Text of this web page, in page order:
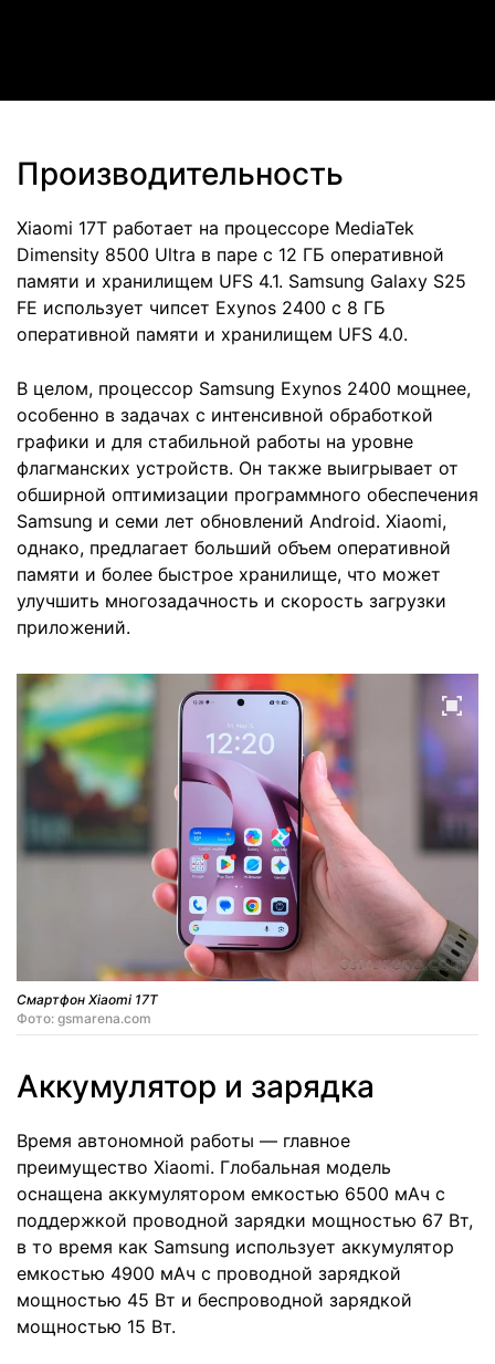
Производительность
Xiaomi 17T работает на процессоре MediaTek
Dimensity 8500 Ultra в паре с 12 ГБ оперативной
памяти и хранилищем UFS 4.1. Samsung Galaxy S25
FE использует чипсет Exynos 2400 с 8 ГБ
оперативной памяти и хранилищем UFS 4.0.
В целом, процессор Samsung Exynos 2400 мощнее,
особенно в задачах с интенсивной обработкой
графики и для стабильной работы на уровне
флагманских устройств. Он также выигрывает от
обширной оптимизации программного обеспечения
Samsung и семи лет обновлений Android. Xiaomi,
однако, предлагает больший объем оперативной
памяти и более быстрое хранилище, что может
улучшить многозадачность и скорость загрузки
приложений.
Смартфон Xiaomi 17T
Фото: gsmarena.com
Аккумулятор и зарядка
Время автономной работы — главное
преимущество Xiaomi. Глобальная модель
оснащена аккумулятором емкостью 6500 мАч с
поддержкой проводной зарядки мощностью 67 Вт,
в то время как Samsung использует аккумулятор
емкостью 4900 мАч с проводной зарядкой
мощностью 45 Вт и беспроводной зарядкой
мощностью 15 Вт.